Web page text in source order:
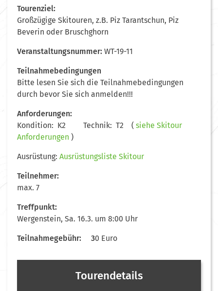
Tourenziel:
Großzügige Skitouren, z.B. Piz Tarantschun, Piz
Beverin oder Bruschghorn
Veranstaltungsnummer: WT-19-11
Teilnahmebedingungen
Bitte lesen Sie sich die Teilnahmebedingungen
durch bevor Sie sich anmelden!!!
Anforderungen:
Kondition: K2 Technik: T2 ( siehe Skitour
Anforderungen )
Ausrüstung: Ausrüstungsliste Skitour
Teilnehmer:
max. 7
Treffpunkt:
Wergenstein, Sa. 16.3. um 8:00 Uhr
Teilnahmegebühr: 30 Euro
Tourendetails